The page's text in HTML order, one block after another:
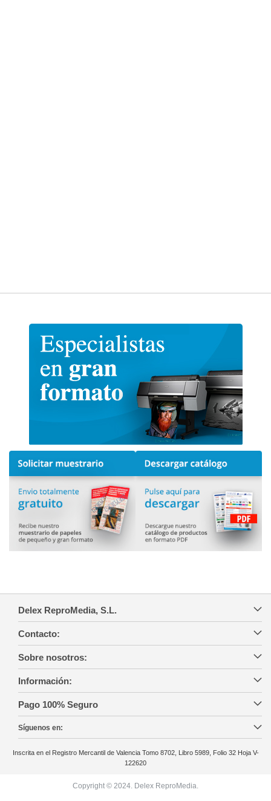
Delex ReproMedia, S.L.
Contacto:
Sobre nosotros:
Información:
Pago 100% Seguro
Síguenos en:
Inscrita en el Registro Mercantil de Valencia Tomo 8702, Libro 5989, Folio 32 Hoja V-
122620
Copyright © 2024. Delex ReproMedia.